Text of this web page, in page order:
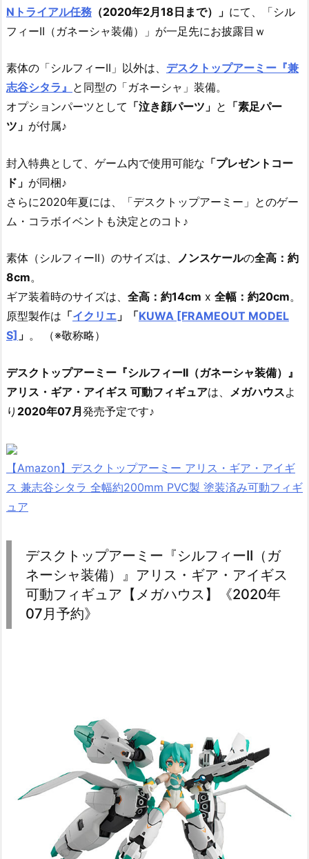
Nトライアル任務 （2020年2月18日まで）」 にて、「シル
フィーII（ガネーシャ装備）」が一足先にお披露目ｗ
素体の「シルフィーII」以外は、 デスクトップアーミー『兼
志谷シタラ』 と同型の「ガネーシャ」装備。
オプションパーツとして 「泣き顔パーツ」 と 「素足パー
ツ」 が付属♪
封入特典として、ゲーム内で使用可能な 「プレゼントコー
ド」 が同梱♪
さらに2020年夏には、「デスクトップアーミー」とのゲー
ム・コラボイベントも決定とのコト♪
素体（シルフィーII）のサイズは、 ノンスケールの全高：約
8cm。
ギア装着時のサイズは、 全高：約14cm x 全幅：約20cm。
原型製作は 「イクリエ 」「KUWA [FRAMEOUT MODEL
S] 」 。 （※敬称略）
デスクトップアーミー『シルフィーII（ガネーシャ装備）』
アリス・ギア・アイギス 可動フィギュアは、 メガハウスよ
り 2020年07月発売予定です♪
【Amazon】デスクトップアーミー アリス・ギア・アイギ
ス 兼志谷シタラ 全幅約200mm PVC製 塗装済み可動フィギ
ュア
デスクトップアーミー『シルフィーII（ガ
ネーシャ装備）』アリス・ギア・アイギス
可動フィギュア【メガハウス】《2020年
07月予約》